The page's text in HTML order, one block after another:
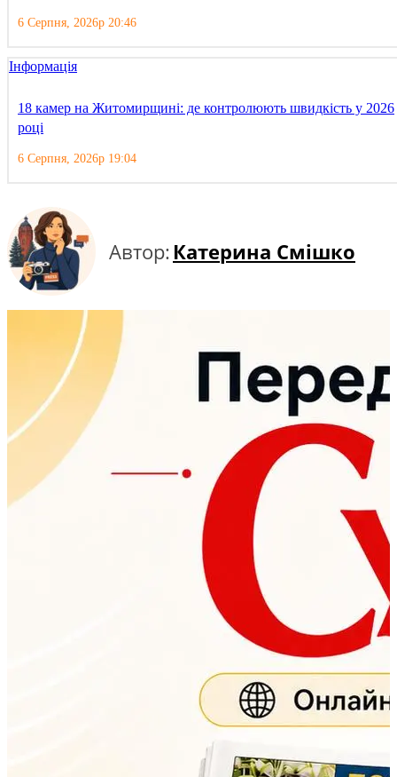
6 Серпня, 2026р 20:46
Інформація
18 камер на Житомирщині: де контролюють швидкість у 2026
році
6 Серпня, 2026р 19:04
Автор: Катерина Смішко